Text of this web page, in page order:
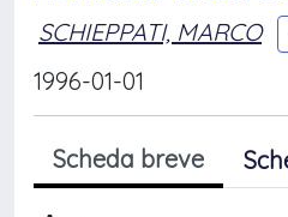
SCHIEPPATI, MARCO
1996-01-01
Scheda breve